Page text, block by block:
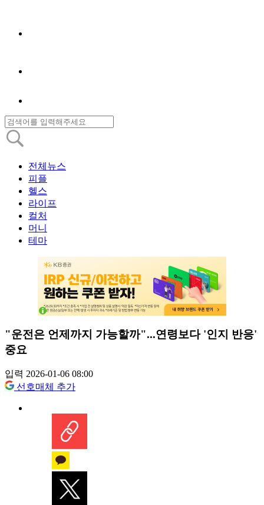
전체뉴스
피플
헬스
라이프
컬처
머니
테마
"운전은 언제까지 가능할까"...연령보다 '인지 반응'
중요
입력 2026-01-06 08:00
선호매체 추가